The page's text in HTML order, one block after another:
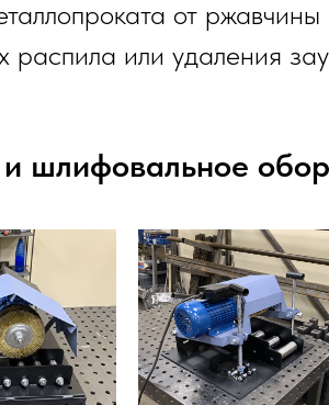
от
распила или удаления
и шлифовальное